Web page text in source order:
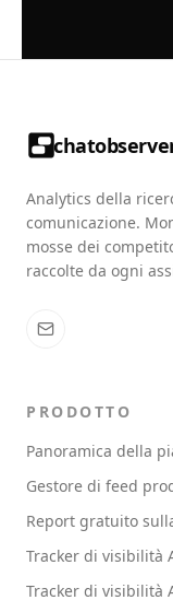
Analytics della
comunicazione.
mosse dei
raccolte da ogni
PRODOTTO
Panoramica della
Gestore di feed
Report gratuito
Tracker di visibilità
Tracker di visibilità